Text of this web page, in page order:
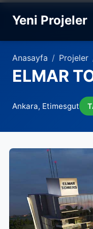
Yeni Projeler
Anasayfa Projeler
ELMAR
Ankara, Etimesgut